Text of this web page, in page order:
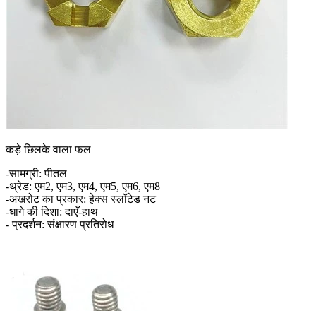
कड़े छिलके वाला फल
-सामग्री: पीतल
-थ्रेड: एम2, एम3, एम4, एम5, एम6, एम8
-अखरोट का प्रकार: हेक्स स्लॉटेड नट
-धागे की दिशा: दाएँ-हाथ
- प्रदर्शन: संक्षारण प्रतिरोध